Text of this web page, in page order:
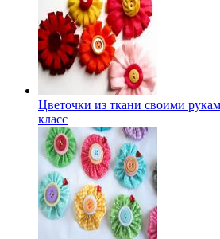
Цветочки из ткани своими
класс